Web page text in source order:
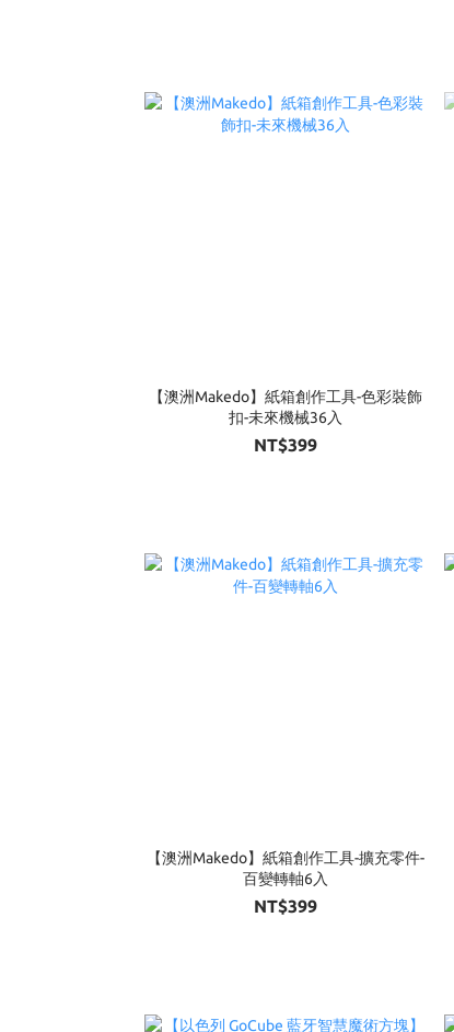
【澳洲Makedo】紙箱創作工具-色彩裝飾
扣-未來機械36入
NT$399
【澳洲Makedo】紙箱創作工具-擴充零件-
百變轉軸6入
NT$399